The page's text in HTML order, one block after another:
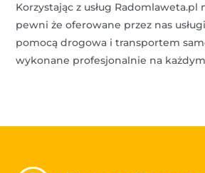
Korzystając z usług
pewni że oferowane przez nas
pomocą drogowa i transportem
wykonane profesjonalnie na